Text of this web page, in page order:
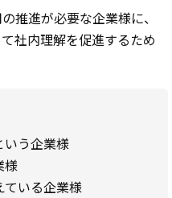
推進が必要な企業様に、
社内理解を促進するため
いう企業様
様
ている企業様